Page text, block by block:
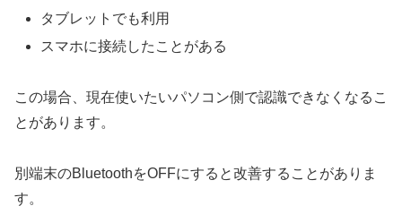
タブレットでも利用
スマホに接続したことがある
この場合、現在使いたいパソコン側で認識できなくなるこ
とがあります。
別端末のBluetoothをOFFにすると改善することがありま
す。